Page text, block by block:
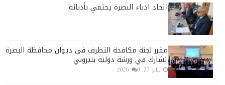
اتحاد ادباء البصرة يحتفي بأدبائه
مقرر لجنة مكافحة التطرف في ديوان محافظة البصرة
تشارك في ورشة دولية بنيروبي
يناير 27, 2026 0